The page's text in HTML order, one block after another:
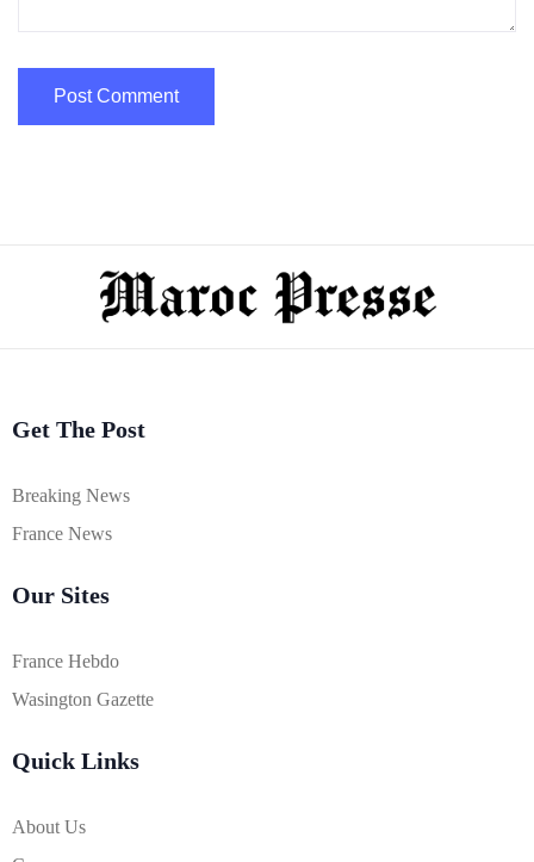
Get The Post
Breaking News
France News
Our Sites
France Hebdo
Wasington Gazette
Quick Links
About Us